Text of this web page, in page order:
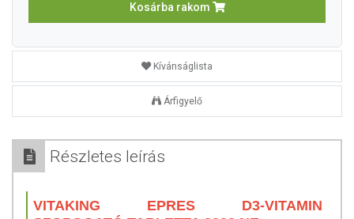
Kosárba rakom
Kívánságlista
Árfigyelő
Részletes leírás
VITAKING EPRES D3-VITAMIN